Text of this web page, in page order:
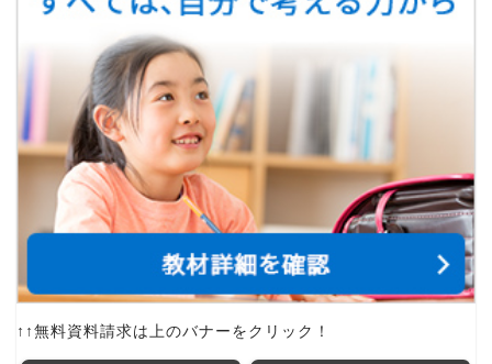
↑↑無料資料請求は上のバナーをクリック！